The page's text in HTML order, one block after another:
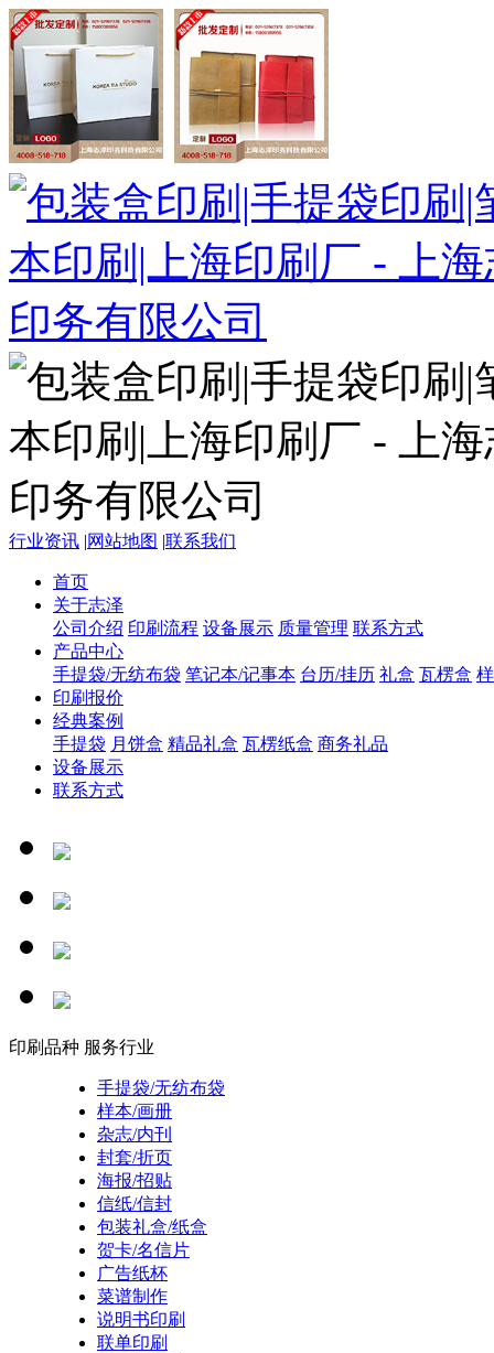
行业资讯 |网站地图 |联系我们
首页
关于志泽
公司介绍 印刷流程 设备展示 质量管理 联系方式
产品中心
手提袋/无纺布袋 笔记本/记事本 台历/挂历 礼盒 瓦楞盒
印刷报价
经典案例
手提袋 月饼盒 精品礼盒 瓦楞纸盒 商务礼品
设备展示
联系方式
印刷品种 服务行业
手提袋/无纺布袋
样本/画册
杂志/内刊
封套/折页
海报/招贴
信纸/信封
包装礼盒/纸盒
贺卡/名信片
广告纸杯
菜谱制作
说明书印刷
联单印刷